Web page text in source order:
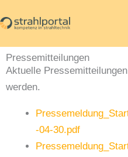
Inhalt
Pressemitteilungen
Aktuelle
werden.
-04-30.pdf
P